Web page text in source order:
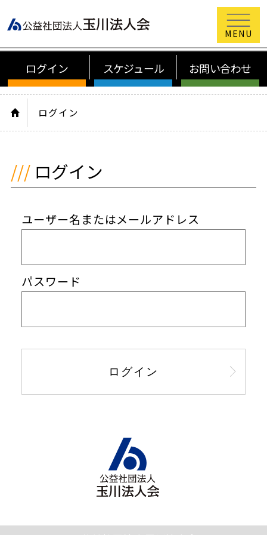
公益社団
ログイン スケジュール お問い合わせ
HOMEログイン
ログイン
ユーザー名またはメールアドレス
パスワード
ログイン